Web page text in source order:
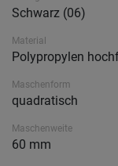
Schwarz (06)
Material
Polypropylen
Maschenform
quadratisch
Maschenweite
60 mm